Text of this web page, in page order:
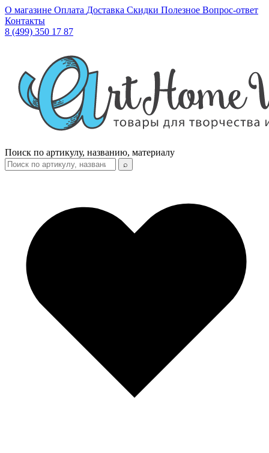
О магазине Оплата Доставка Скидки Полезное Вопрос-ответ
Контакты
8 (499) 350 17 87
Поиск по артикулу, названию, материалу
⌕